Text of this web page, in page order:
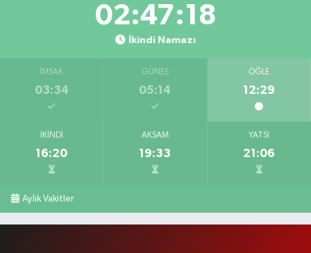
02:47:17
İkindi Namazı
İMSAK
03:34
GÜNEŞ
05:14
ÖĞLE
12:29
İKINDI
16:20
AKŞAM
19:33
YATSI
21:06
Aylık Vakitler